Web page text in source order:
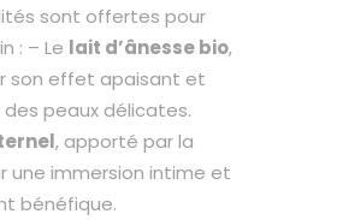
sont offertes pour
: – Le lait d’ânesse bio,
son effet apaisant et
peaux délicates.
, apporté par la
une immersion intime et
bénéfique.